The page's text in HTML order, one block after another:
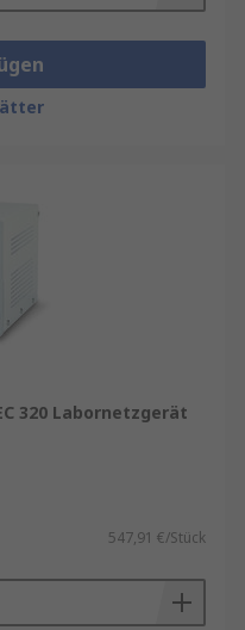
320 Labornetzgerät
547,91 €/Stück